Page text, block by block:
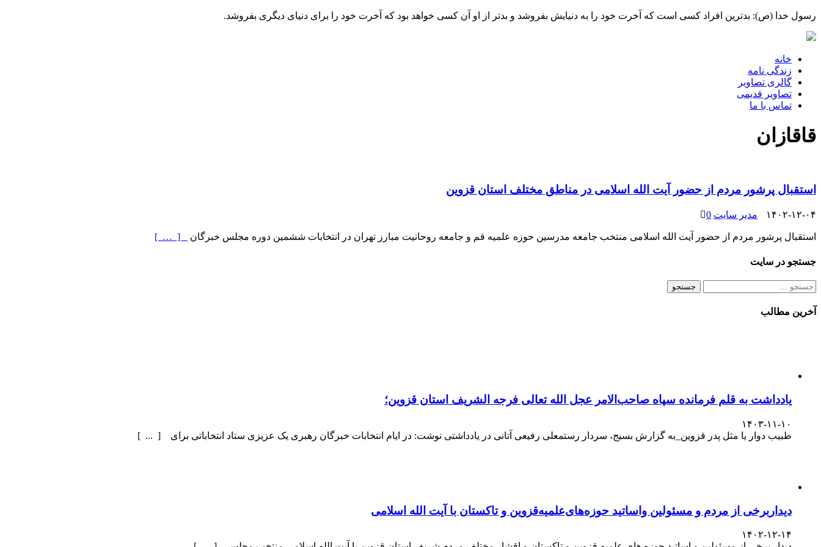
رسول خدا (ص): بدترین افراد کسی است که آخرت خود را به دنیایش بفروشد و بدتر از او آن کسی خواهد بود که آخرت خود را برای دنیای دیگری بفروشد.
خانه
زندگی نامه
گالری تصاویر
تصاویر قدیمی
تماس با ما
قاقازان
استقبال پرشور مردم از حضور آیت الله اسلامی در مناطق مختلف استان قزوین
۱۴۰۲-۱۲-۰۴ مدیر سایت 0
استقبال پرشور مردم از حضور آیت الله اسلامی منتخب جامعه مدرسین حوزه علمیه قم و جامعه روحانیت مبارز تهران در انتخابات ششمین دوره مجلس خبرگان [ … ]
جستجو در سایت
جستجو
آخرین مطالب
طبیب دوار یا مثل پدر قزوین_به گزارش بسیج، سردار رستمعلی رفیعی آتانی در یادداشتی نوشت: در ایام انتخابات خبرگان رهبری یک عزیزی ستاد انتخاباتی برای [ ... ]
دیداربرخی از مردم و مسئولین واساتید حوزه‌های‌علمیه‌قزوین و تاکستان با آیت الله اسلامی
نشست اصحاب رسانه استان با آیت الله اسلامی
نشست اصحاب رسانه استان با آیت الله اسلامی نماینده مردم استان قزوین در مجلس خبرگان رهبری و امام جمعه تاکستان